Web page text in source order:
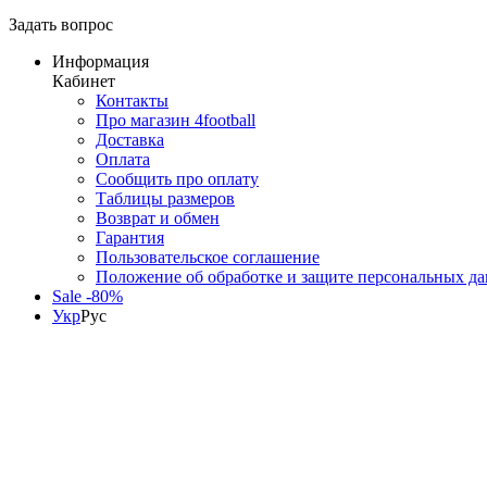
Задать вопрос
Информация
Кабинет
Контакты
Про магазин 4football
Доставка
Оплата
Сообщить про оплату
Таблицы размеров
Возврат и обмен
Гарантия
Пользовательское соглашение
Положение об обработке и защите персональных
Sale -80%
УкрРус